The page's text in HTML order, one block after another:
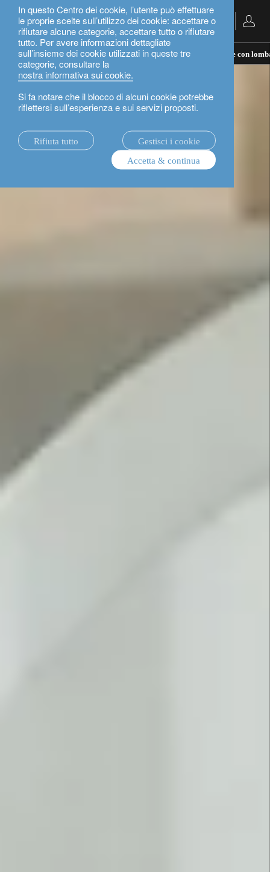
In questo Centro dei cookie, l’utente può effettuare
le proprie scelte sull’utilizzo dei cookie: accettare o
rifiutare alcune categorie, accettare tutto o rifiutare
tutto. Per avere informazioni dettagliate
sull’insieme dei cookie utilizzati in queste tre
categorie, consultare la
nostra informativa sui cookie.
Si fa notare che il blocco di alcuni cookie potrebbe
riflettersi sull’esperienza e sui servizi proposti.
Rifiuta tutto
Gestisci i cookie
Accetta & continua
Italiano
il nostro approccio alla gestione patrimoniale: investire con